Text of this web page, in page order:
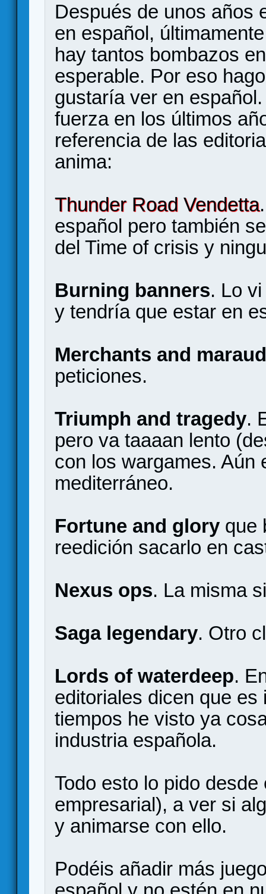
Después de unos años
en español,
hay tantos bombazos
esperable. Por eso
gustaría ver en
fuerza en los últimos
referencia de las
anima:
Thunder Road Vendetta
español pero también
del Time of crisis y
Burning banners. Lo
y tendría que estar en
Merchants and
peticiones.
Triumph and tragedy.
pero va taaaan lento
con los wargames. Aún
mediterráneo.
Fortune and glory que
reedición sacarlo en
Nexus ops. La misma
Saga legendary. Otro
Lords of waterdeep.
editoriales dicen que
tiempos he visto ya
industria española.
Todo esto lo pido
empresarial), a ver si
y animarse con ello.
Podéis añadir más